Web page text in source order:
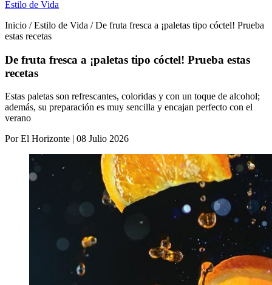
Estilo de Vida
Inicio / Estilo de Vida / De fruta fresca a ¡paletas tipo cóctel! Prueba
estas recetas
De fruta fresca a ¡paletas tipo cóctel! Prueba estas
recetas
Estas paletas son refrescantes, coloridas y con un toque de alcohol;
además, su preparación es muy sencilla y encajan perfecto con el
verano
Por El Horizonte | 08 Julio 2026